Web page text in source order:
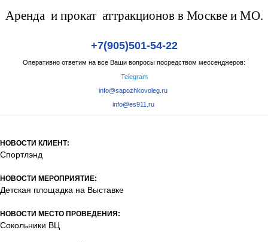
Аренда и прокат аттракционов в Москве и МО.
+7(905)501-54-22
Оперативно ответим на все Ваши вопросы посредством мессенджеров:
Telegram
info@sapozhkovoleg.ru
info@es911.ru
НОВОСТИ КЛИЕНТ:
Спортлэнд
НОВОСТИ МЕРОПРИЯТИЕ:
Детская площадка на Выставке
НОВОСТИ МЕСТО ПРОВЕДЕНИЯ:
Сокольники ВЦ